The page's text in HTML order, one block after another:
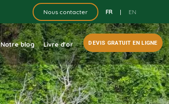
Nous contacter FR | EN
Notre blog Livre d'or DEVIS GRATUIT EN LIGNE